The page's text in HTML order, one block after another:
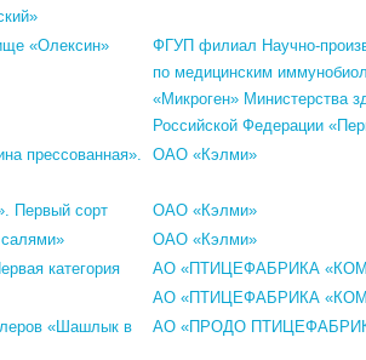
«Олексин»
ФГУП филиал Научно-
по медицинским
«Микроген» Министерства
Российской Федерации
прессованная».
ОАО «Кэлми»
Первый сорт ОАО «Кэлми»
ОАО «Кэлми»
категория
АО «ПТИЦЕФАБРИКА
АО «ПТИЦЕФАБРИКА
«Шашлык в
АО «ПРОДО